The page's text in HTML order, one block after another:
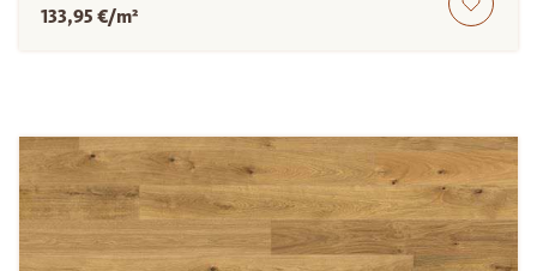
133,95 €/m²